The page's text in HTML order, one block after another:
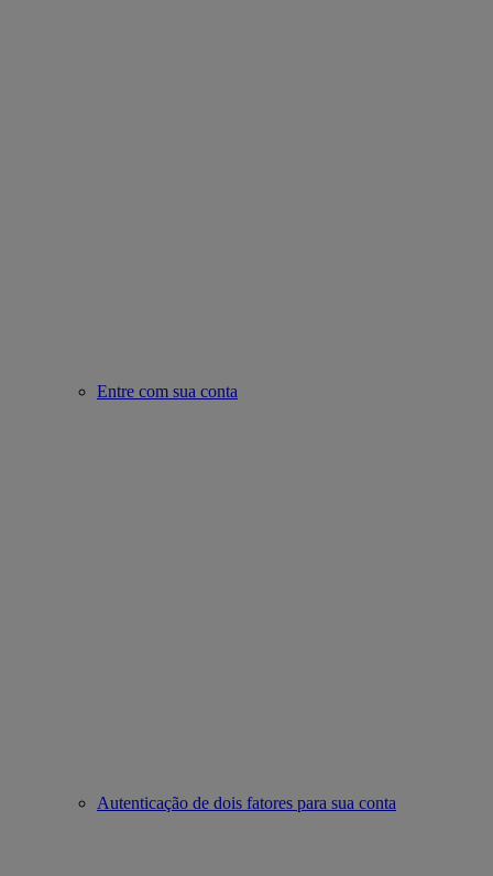
Entre com sua conta
Autenticação de dois fatores para sua conta